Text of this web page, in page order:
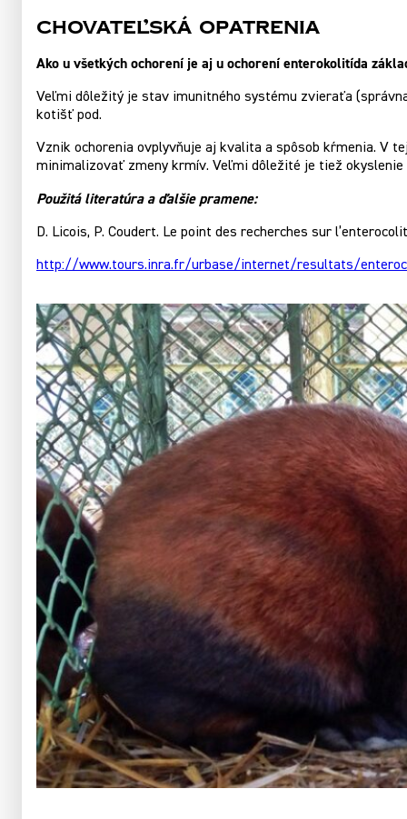
Chovateľská opatrenia
Ako u všetkých ochorení je aj u ochorení enterokolitída
Veľmi dôležitý je stav imunitného systému zvieraťa
kotišť pod.
Vznik ochorenia ovplyvňuje aj kvalita a spôsob kŕmenia. V
minimalizovať zmeny krmív. Veľmi dôležité je tiež okyslenie
Použitá literatúra a ďalšie pramene:
D. Licois, P. Coudert. Le point des recherches sur
http://www.tours.inra.fr/urbase/internet/resultats/